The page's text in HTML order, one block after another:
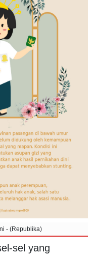
- (Republika)
sel yang